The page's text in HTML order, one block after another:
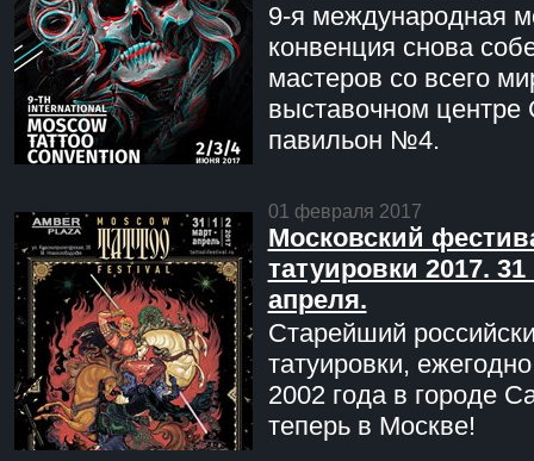
9-я международная
конвенция снова
мастеров со всего
выставочном центре
павильон №4.
01 февраля 2017
Московский
татуировки 2017. 31
апреля.
Старейший
татуировки,
2002 года в городе
теперь в Москве!